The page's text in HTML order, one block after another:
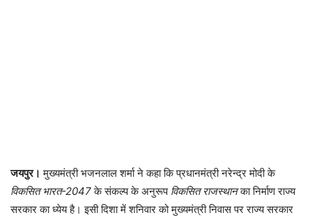
जयपुर। मुख्यमंत्री भजनलाल शर्मा ने कहा कि प्रधानमंत्री नरेन्द्र मोदी के
विकसित भारत-2047के संकल्प के अनुरूप विकसित राजस्थानका निर्माण राज्य
सरकार का ध्येय है। इसी दिशा में शनिवार को मुख्यमंत्री निवास पर राज्य सरकार